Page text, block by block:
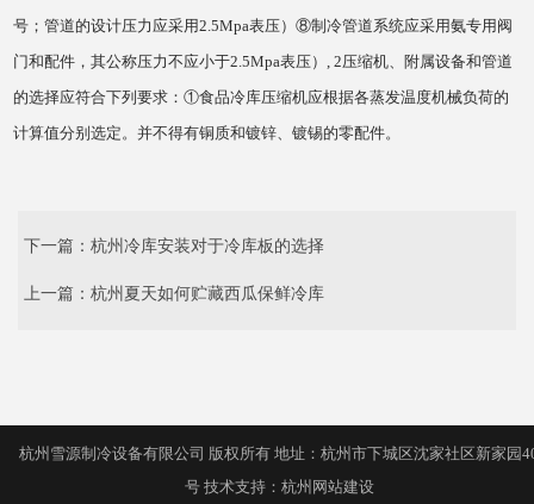
号；管道的设计压力应采用2.5Mpa表压）⑧制冷管道系统应采用氨专用阀
门和配件，其公称压力不应小于2.5Mpa表压）, 2压缩机、附属设备和管道
的选择应符合下列要求：①食品冷库压缩机应根据各蒸发温度机械负荷的
计算值分别选定。并不得有铜质和镀锌、镀锡的零配件。
下一篇： 杭州冷库安装对于冷库板的选择
上一篇： 杭州夏天如何贮藏西瓜保鲜冷库
杭州雪源制冷设备有限公司 版权所有 地址：杭州市下城区沈家社区新家园
号 技术支持： 杭州网站建设